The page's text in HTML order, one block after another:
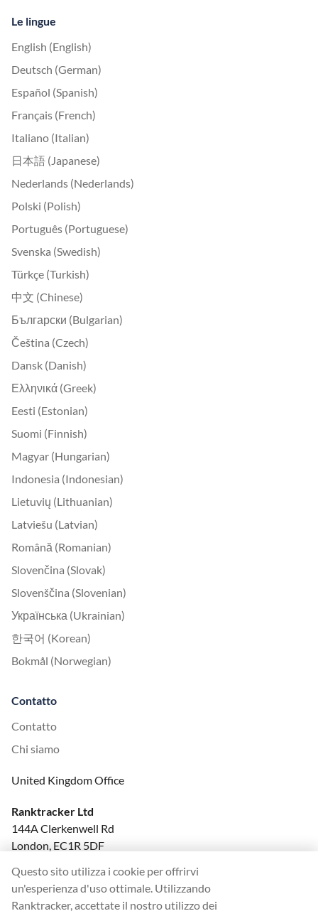
Le lingue
English (English)
Deutsch (German)
Español (Spanish)
Français (French)
Italiano (Italian)
日本語 (Japanese)
Nederlands (Nederlands)
Polski (Polish)
Português (Portuguese)
Svenska (Swedish)
Türkçe (Turkish)
中文 (Chinese)
Български (Bulgarian)
Čeština (Czech)
Dansk (Danish)
Ελληνικά (Greek)
Eesti (Estonian)
Suomi (Finnish)
Magyar (Hungarian)
Indonesia (Indonesian)
Lietuvių (Lithuanian)
Latviešu (Latvian)
Română (Romanian)
Slovenčina (Slovak)
Slovenščina (Slovenian)
Українська (Ukrainian)
한국어 (Korean)
Bokmål (Norwegian)
Contatto
Contatto
Chi siamo
United Kingdom Office
Ranktracker Ltd
144A Clerkenwell Rd
London, EC1R 5DF
felix@ranktracker.com
Questo sito utilizza i cookie per offrirvi
un'esperienza d'uso ottimale. Utilizzando
Ranktracker, accettate il nostro utilizzo dei